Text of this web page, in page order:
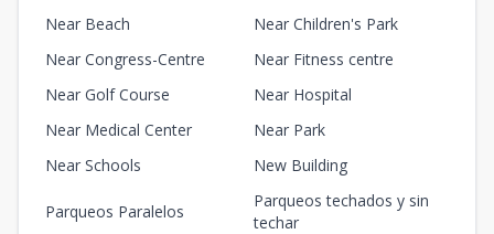
Near Beach
Near Children's Park
Near Congress-Centre
Near Fitness centre
Near Golf Course
Near Hospital
Near Medical Center
Near Park
Near Schools
New Building
Parqueos Paralelos
Parqueos techados y sin
techar